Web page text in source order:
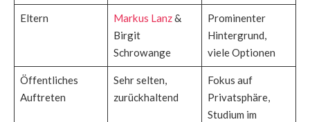
Eltern Markus Lanz&
Birgit
Schrowange
Prominenter
Hintergrund,
viele Optionen
Öffentliches
Auftreten
Sehr selten,
zurückhaltend
Fokus auf
Privatsphäre,
Studium im